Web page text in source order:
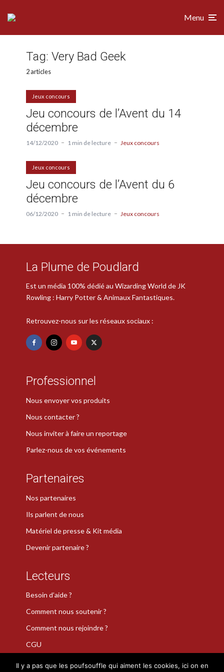
Menu
Tag: Very Bad Geek
2 articles
Jeux concours
Jeu concours de l’Avent du 14
décembre
14/12/2020 1 min de lecture Jeux concours
Jeux concours
Jeu concours de l’Avent du 6
décembre
06/12/2020 1 min de lecture Jeux concours
La Plume de Poudlard
Est un média 100% dédié au Wizarding World de JK
Rowling : Harry Potter & Animaux Fantastiques.
Retrouvez-nous sur les réseaux sociaux :
Professionnel
Nous envoyer vos produits
Nous contacter ?
Nous inviter à faire un reportage
Parlez-nous de vos événements
Partenaires
Nos partenaires
Ils parlent de nous
Matériel de presse & Kit média
Devenir partenaire ?
Lecteurs
Besoin d’aide ?
Comment nous soutenir ?
Comment nous rejoindre ?
CGU
Il y a pas que les poufsouffle qui aiment les cookies, ici on en